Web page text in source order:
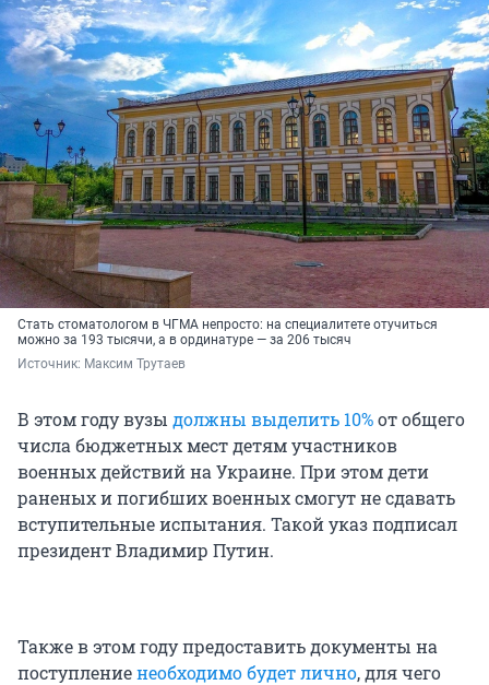
Стать стоматологом в ЧГМА непросто: на специалитете отучиться
можно за 193 тысячи, а в ординатуре — за 206 тысяч
Источник: Максим Трутаев
В этом году вузы должны выделить 10%от общего
числа бюджетных мест детям участников
военных действий на Украине. При этом дети
раненых и погибших военных смогут не сдавать
вступительные испытания. Такой указ подписал
президент Владимир Путин.
Также в этом году предоставить документы на
поступлениенеобходимо будет лично, для чего